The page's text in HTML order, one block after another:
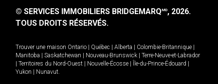
© SERVICES IMMOBILIERS BRIDGEMARQMD, 2026.
TOUS DROITS RÉSERVÉS.
Trouver une maison Ontario Québec Alberta Colombie-Britannique
Manitoba
Saskatchewan Nouveau-Brunswick
Terre-Neuve-et-Labrador
Territoires du Nord-Ouest Nouvelle-Écosse Île-du-Prince-Édouard
Yukon
Nunavut.